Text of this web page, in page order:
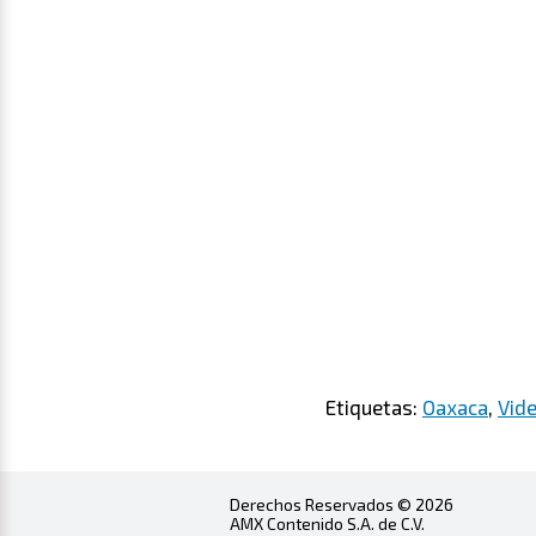
Etiquetas: Oaxaca,
Derechos Reservados © 2026
AMX Contenido S.A. de C.V.